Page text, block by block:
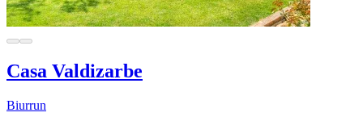
Casa Valdizarbe
Biurrun